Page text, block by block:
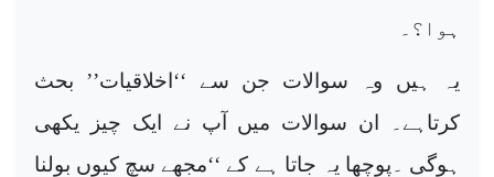
ہوا؟۔
یہ ہیں وہ سوالات جن سے ‘‘اخلاقیات’’ بحث
کرتاہے۔ ان سوالات میں آپ نے ایک چیز یکھی
ہوگی ۔پوچھا یہ جاتا ہے کے ‘‘مجھے سچ کیوں بولنا